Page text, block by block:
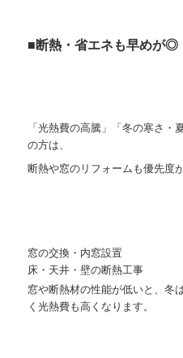
■断熱・省エネも早めが◎
「光熱費の高騰」「冬の寒さ・
の方は、
断熱や窓のリフォームも優先度
窓の交換・内窓設置
床・天井・壁の断熱工事
窓や断熱材の性能が低いと、冬
く光熱費も高くなります。